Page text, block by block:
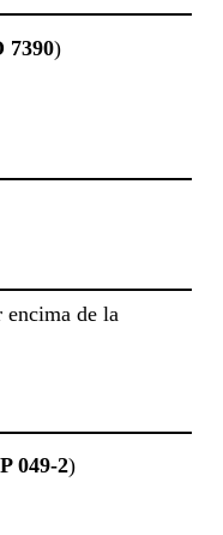
7390)
de la
049-2)